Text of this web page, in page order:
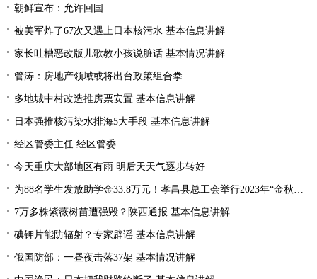
朝鲜宣布：允许回国
被美军炸了67次又遇上日本核污水 基本信息讲解
家长吐槽恶改版儿歌教小孩说脏话 基本情况讲解
管涛：房地产领域或将出台政策组合拳
多地城中村改造推房票安置 基本信息讲解
日本强推核污染水排海5大手段 基本信息讲解
经区管委主任 经区管委
今天重庆大部地区有雨 明后天天气逐步转好
为88名学生发放助学金33.8万元！孝昌县总工会举行2023年“金秋助学”活动
7万多株紫薇树苗遭强毁？陕西通报 基本信息讲解
碘钾片能防辐射？专家辟谣 基本信息讲解
俄国防部：一昼夜击落37架 基本情况讲解